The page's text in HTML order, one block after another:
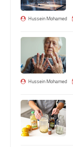
Hussein Mohamed
Hussein Mohamed